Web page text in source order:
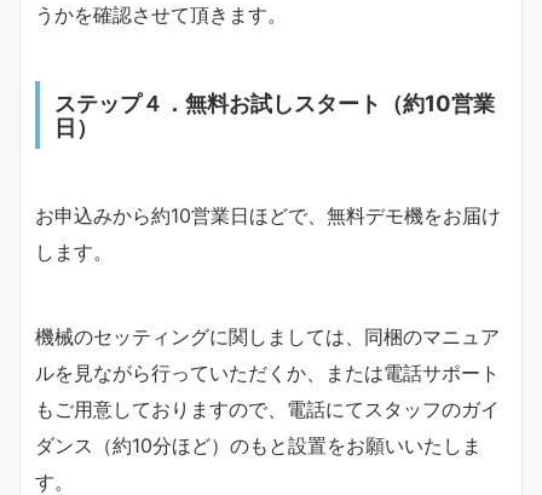
うかを確認させて頂きます。
ステップ４．無料お試しスタート（約10営業
日）
お申込みから約10営業日ほどで、無料デモ機をお届け
します。
機械のセッティングに関しましては、同梱のマニュア
ルを見ながら行っていただくか、または電話サポート
もご用意しておりますので、電話にてスタッフのガイ
ダンス（約10分ほど）のもと設置をお願いいたしま
す。